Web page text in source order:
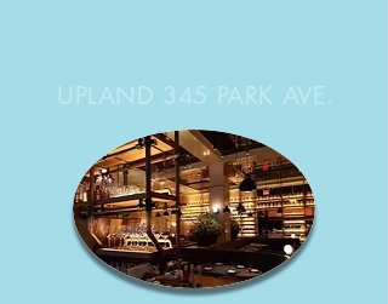
UPLAND 345 PARK AVE.